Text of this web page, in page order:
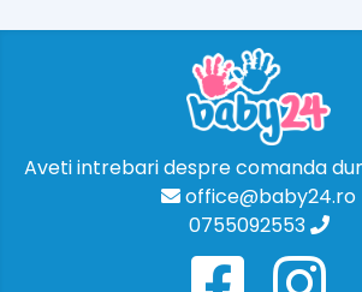
Aveti intrebari despre comanda
office@baby24.ro
0755092553